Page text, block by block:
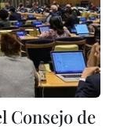
Consejo de